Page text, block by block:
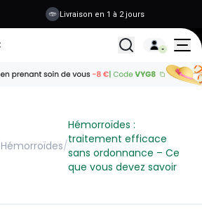
Livraison en 1 à 2 jours
Tous les
Hémorroïdes/
Hémorroïdes :
traitement efficace
sans ordonnance – Ce
que vous devez savoir